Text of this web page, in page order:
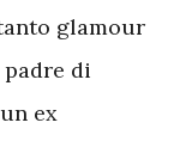
glamour
di
ex